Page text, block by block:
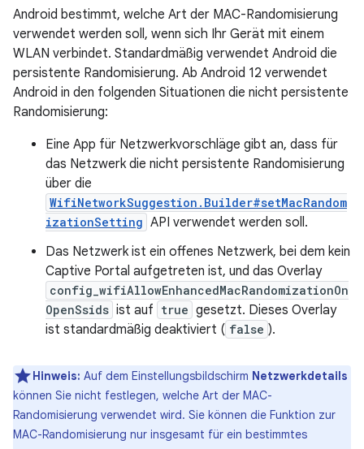
Android bestimmt, welche Art der MAC-Randomisierung
verwendet werden soll, wenn sich Ihr Gerät mit einem
WLAN verbindet. Standardmäßig verwendet Android die
persistente Randomisierung. Ab Android 12 verwendet
Android in den folgenden Situationen die nicht persistente
Randomisierung:
Eine App für Netzwerkvorschläge gibt an, dass für
das Netzwerk die nicht persistente Randomisierung
über die
WifiNetworkSuggestion.Builder#setMacRandom
izationSetting API verwendet werden soll.
Das Netzwerk ist ein offenes Netzwerk, bei dem kein
Captive Portal aufgetreten ist, und das Overlay
config_wifiAllowEnhancedMacRandomizationOn
OpenSsids ist auf true gesetzt. Dieses Overlay
ist standardmäßig deaktiviert ( false ).
Hinweis: Auf dem Einstellungsbildschirm Netzwerkdetails
können Sie nicht festlegen, welche Art der MAC-
Randomisierung verwendet wird. Sie können die Funktion zur
MAC-Randomisierung nur insgesamt für ein bestimmtes